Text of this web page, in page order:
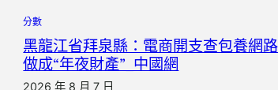
分數
黑龍江省拜泉縣：電商開支查包養網路
做成“年夜財產”_中國網
2026 年 8 月 7 日